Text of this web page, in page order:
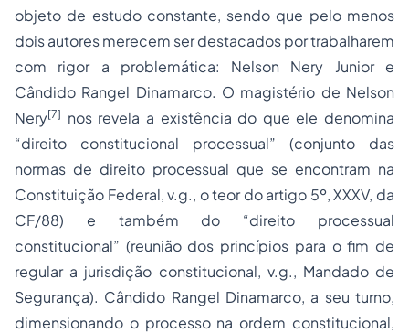
objeto de estudo constante, sendo que pelo menos
dois autores merecem ser destacados por trabalharem
com rigor a problemática: Nelson Nery Junior e
Cândido Rangel Dinamarco. O magistério de Nelson
Nery[7] nos revela a existência do que ele denomina
“direito constitucional processual” (conjunto das
normas de direito processual que se encontram na
Constituição Federal, v.g., o teor do artigo 5º, XXXV, da
CF/88) e também do “direito processual
constitucional” (reunião dos princípios para o fim de
regular a jurisdição constitucional, v.g., Mandado de
Segurança). Cândido Rangel Dinamarco, a seu turno,
dimensionando o processo na ordem constitucional,